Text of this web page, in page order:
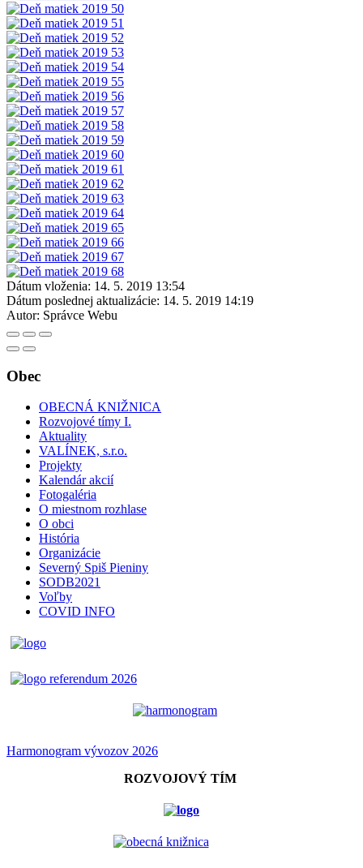
Dátum vloženia: 14. 5. 2019 13:54
Dátum poslednej aktualizácie: 14. 5. 2019 14:19
Autor: Správce Webu
Obec
OBECNÁ KNIŽNICA
Rozvojové tímy I.
Aktuality
VALÍNEK, s.r.o.
Projekty
Kalendár akcií
Fotogaléria
O miestnom rozhlase
O obci
História
Organizácie
Severný Spiš Pieniny
SODB2021
Voľby
COVID INFO
Harmonogram vývozov 2026
ROZVOJOVÝ TÍM